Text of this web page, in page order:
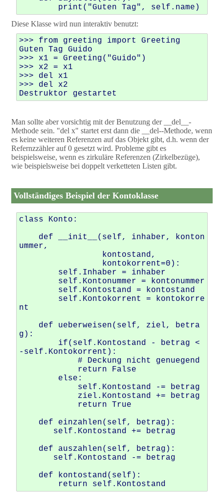
Diese Klasse wird nun interaktiv benutzt:
>>> from greeting import Greeting
Guten Tag Guido
>>> x1 = Greeting("Guido")
>>> x2 = x1
>>> del x1
>>> del x2
Man sollte aber vorsichtig mit der Benutzung der __del__-
Methode sein. "del x" startet erst dann die __del--Methode, wenn
es keine weiteren Referenzen auf das Objekt gibt, d.h. wenn der
Refernzzähler auf 0 gesetzt wird. Probleme gibt es
beispielsweise, wenn es zirkuläre Referenzen (Zirkelbezüge),
wie beispielsweise bei doppelt verketteten Listen gibt.
Vollständiges Beispiel der Kontoklasse
class Konto:
ummer,
nt
g):
-self.Kontokorrent):